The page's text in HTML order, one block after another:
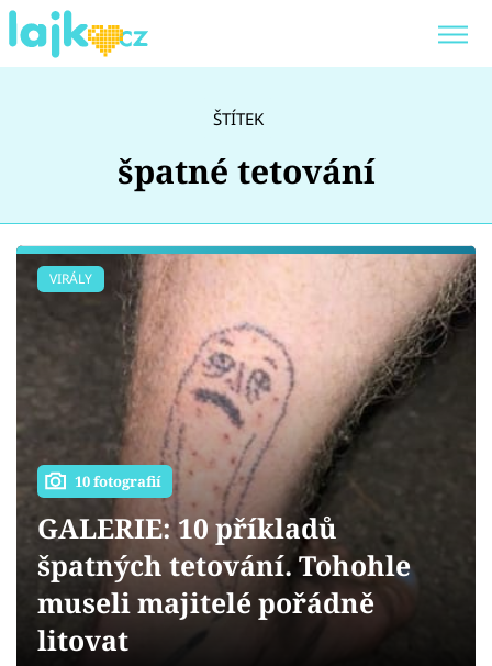
Témata
Showbyznys
Youtubeři
Virály
Sex a vztahy
Videa
Sledujte prima+
Přihlášení
Sledujte nás
ŠTÍTEK
špatné tetování
VIRÁLY
10 fotografií
GALERIE: 10 příkladů
špatných tetování. Tohohle
museli majitelé pořádně
litovat